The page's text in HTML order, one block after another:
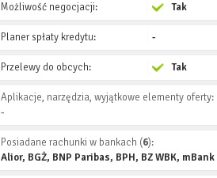
Możliwość negocjacji: Tak
Planer spłaty kredytu: -
Przelewy do obcych: Tak
Aplikacje, narzędzia, wyjątkowe elementy oferty:
-
Posiadane rachunki w bankach (6):
Alior, BGŻ, BNP Paribas, BPH, BZ WBK, mBank